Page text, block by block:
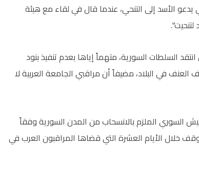
يدعو الأسد إلى التنحي، عندما قال في لقاء مع هيئة
السلطات السورية، متهماً إياها بعدم تنفيذ بنود
في البلاد، مضيفاً أن مراقبي الجامعة العربية لا
السوري الملزم بالانسحاب من المدن السورية وفقاً
خلال الأيام العشرة التي قضاها المراقبون العرب في